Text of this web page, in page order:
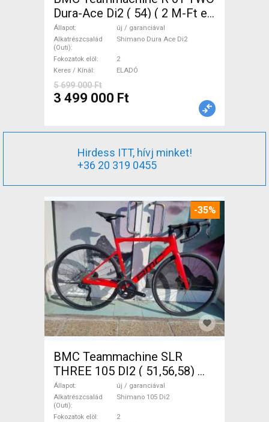
Dura-Ace Di2 ( 54) ( 2 M-Ft e
Országúti Shimano Dura Ace
Di2 tárcsafék új / garanciával
ELADÓ
Állapot
új / garanciával
Alkatrészcsalád
(Outi)
Shimano Dura Ace Di2
Fokozatok elöl
2
Keres / Kínál
ELADÓ
5 699 000 Ft
3 499 000 Ft
Hirdess ITT, hívj minket!
+36 20 319 0455
-35%
BMC Teammachine SLR
THREE 105 DI2 ( 51,56,58)
Országúti Shimano 105 Di2
tárcsafék új / garanciával
ELADÓ
Állapot
új / garanciával
Alkatrészcsalád
(Outi)
Shimano 105 Di2
Fokozatok elöl
2